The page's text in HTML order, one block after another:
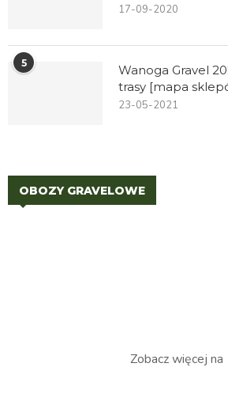
17-09-2020
5
Wanoga Gravel
trasy [mapa
23-05-2021
OBOZY GRAVELOWE
Zobacz więcej na